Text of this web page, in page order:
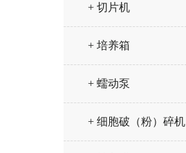
+ 切片机
+ 培养箱
+ 蠕动泵
+ 细胞破（粉）碎机